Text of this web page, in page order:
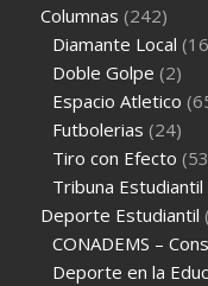
Columnas (242)
Diamante Local
Doble Golpe (2)
Espacio Atletico
Futbolerias (24)
Tiro con Efecto
Tribuna Estudiantil
Deporte Estudiantil
CONADEMS –
Deporte en la